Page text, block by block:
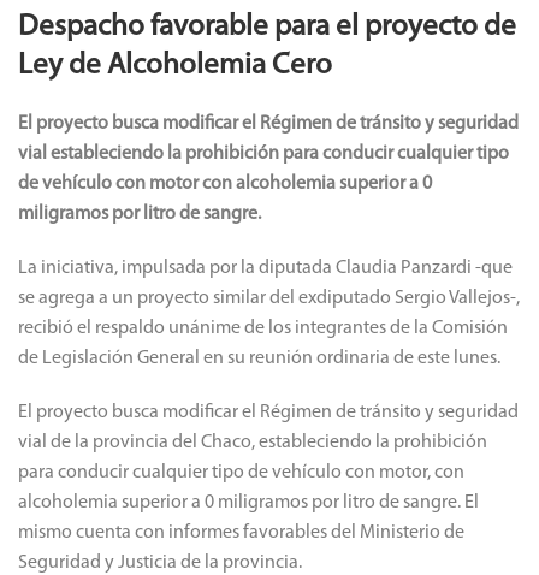
Despacho favorable para el proyecto de
Ley de Alcoholemia Cero
El proyecto busca modificar el Régimen de tránsito y seguridad
vial estableciendo la prohibición para conducir cualquier tipo
de vehículo con motor con alcoholemia superior a 0
miligramos por litro de sangre.
La iniciativa, impulsada por la diputada Claudia Panzardi -que
se agrega a un proyecto similar del exdiputado Sergio Vallejos-,
recibió el respaldo unánime de los integrantes de la Comisión
de Legislación General en su reunión ordinaria de este lunes.
El proyecto busca modificar el Régimen de tránsito y seguridad
vial de la provincia del Chaco, estableciendo la prohibición
para conducir cualquier tipo de vehículo con motor, con
alcoholemia superior a 0 miligramos por litro de sangre. El
mismo cuenta con informes favorables del Ministerio de
Seguridad y Justicia de la provincia.